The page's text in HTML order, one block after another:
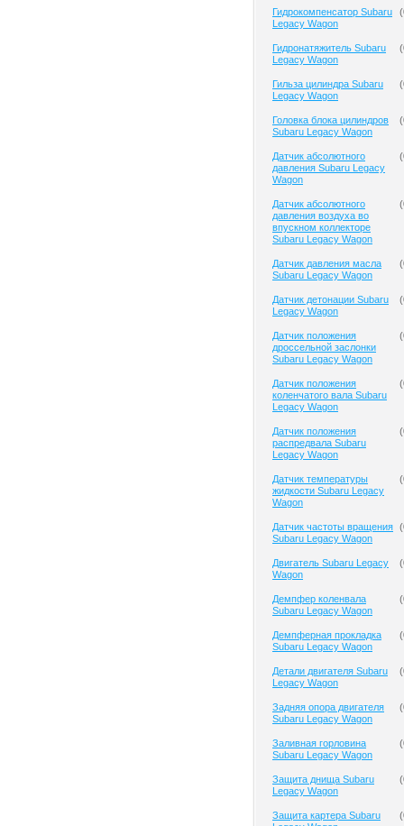
Гидрокомпенсатор Subaru
Legacy Wagon
(
Гидронатяжитель Subaru
Legacy Wagon
(
Гильза цилиндра Subaru
Legacy Wagon
(
Головка блока цилиндров
Subaru Legacy Wagon
(
Датчик абсолютного
давления Subaru Legacy
Wagon
(
Датчик абсолютного
давления воздуха во
впускном коллекторе
Subaru Legacy Wagon
(
Датчик давления масла
Subaru Legacy Wagon
(
Датчик детонации Subaru
Legacy Wagon
(
Датчик положения
дроссельной заслонки
Subaru Legacy Wagon
(
Датчик положения
коленчатого вала Subaru
Legacy Wagon
(
Датчик положения
распредвала Subaru
Legacy Wagon
(
Датчик температуры
жидкости Subaru Legacy
Wagon
(
Датчик частоты вращения
Subaru Legacy Wagon
(
Двигатель Subaru Legacy
Wagon
(
Демпфер коленвала
Subaru Legacy Wagon
(
Демпферная прокладка
Subaru Legacy Wagon
(
Детали двигателя Subaru
Legacy Wagon
(
Задняя опора двигателя
Subaru Legacy Wagon
(
Заливная горловина
Subaru Legacy Wagon
(
Защита днища Subaru
Legacy Wagon
(
Защита картера Subaru
(